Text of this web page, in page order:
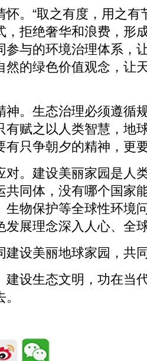
。“取之有度，用之
，拒绝奢华和浪费，形
与的环境治理体系，
然的绿色价值观念，让
神。生态治理必须遵循
有赋之以人类智慧，地
只争朝夕的精神，更
对。建设美丽家园是人
共同体，没有哪个国家
生物保护等全球性环境
展理念深入人心、全
设美丽地球家园，共
设生态文明，功在当